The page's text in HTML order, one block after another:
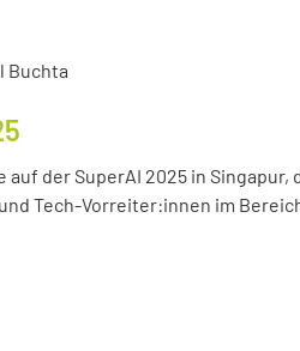
Buchta
auf der SuperAI 2025 in
Tech-Vorreiter:innen im